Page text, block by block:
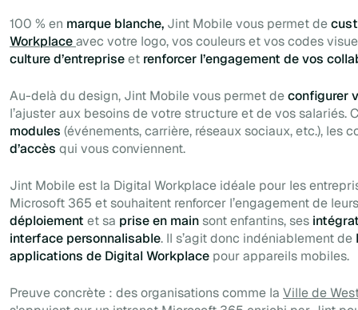
100 % en marque blanche, Jint Mobile vous permet de
Workplaceavec votre logo, vos couleurs et vos codes
culture d’entrepriseet renforcer l’engagement de vos
Au-delà du design, Jint Mobile vous permet deconfigurer
l’ajuster aux besoins de votre structure et de vos salariés.
modules (événements, carrière, réseaux sociaux, etc.), les
d’accès qui vous conviennent.
Jint Mobile est la Digital Workplace idéale pour les
Microsoft 365 et souhaitent renforcer l’engagement de
déploiement et sa prise en mainsont enfantins, ses
interface personnalisable. Il s’agit donc indéniablement de
applications de Digital Workplace pour appareils mobiles.
Preuve concrète : des organisations comme la Ville de